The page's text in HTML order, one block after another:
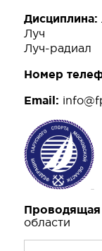
Дисциплина:
Луч
Луч-радиал
Номер
Email:
Проводящая
области